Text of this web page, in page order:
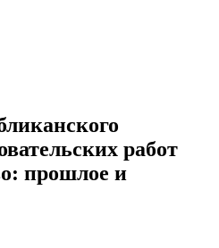
работ
прошлое и